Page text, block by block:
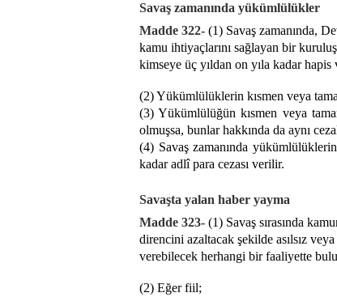
Savaş zamanında yükümlülükler
Madde 322- (1) Savaş zamanında,
kamu ihtiyaçlarını sağlayan bir
kimseye üç yıldan on yıla kadar
(2) Yükümlülüklerin kısmen veya
(3) Yükümlülüğün kısmen veya
olmuşsa, bunlar hakkında da aynı
(4) Savaş zamanında
kadar adlî para cezası verilir.
Savaşta yalan haber yayma
Madde 323- (1) Savaş sırasında
direncini azaltacak şekilde asılsız
verebilecek herhangi bir faaliyette
(2) Eğer fiil;